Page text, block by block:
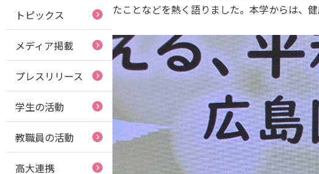
保護者の方
採用担当の方
大学院
就職・
産官学
地域連
国際交
たことなどを熱く語りました。本学からは、
トピックス
メディア掲載
プレスリリース
学生の活動
教職員の活動
高大連携